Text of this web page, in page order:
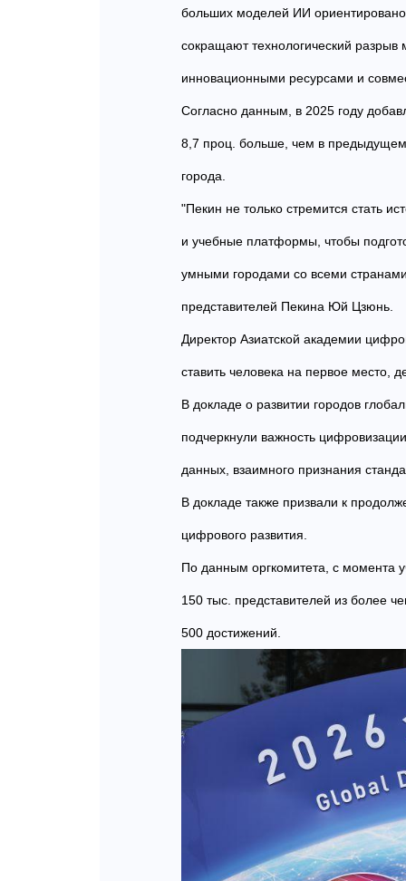
больших моделей ИИ
сокращают технологический
инновационными ресурсами и
Согласно данным, в 2025 году
8,7 проц. больше, чем в предыдущем
города.
"Пекин не только стремится стать
и учебные платформы, чтобы
умными городами со всеми
представителей Пекина Юй Цзюнь.
Директор Азиатской академии
ставить человека на первое
В докладе о развитии городов
подчеркнули важность
данных, взаимного признания
В докладе также призвали к
цифрового развития.
По данным оргкомитета, с момента
150 тыс. представителей из более
500 достижений.